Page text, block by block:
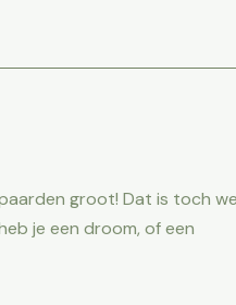
groot! Dat is toch
je een droom, of een